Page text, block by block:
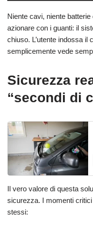
Niente cavi, niente
azionare con i guanti: il
chiuso. L’utente indossa il
semplicemente vede
Sicurezza
“secondi di
Il vero valore di questa
sicurezza. I momenti
stessi: